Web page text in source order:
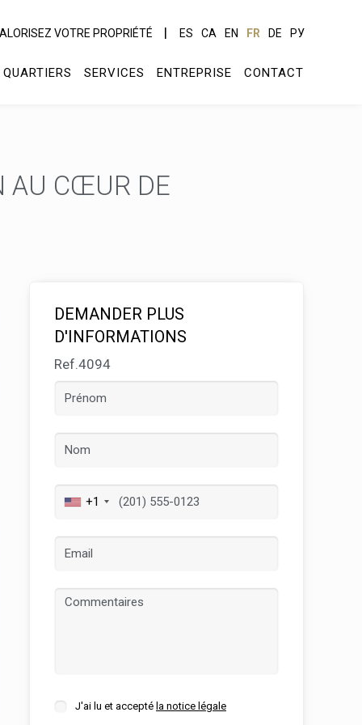
VOTRE PROPRIÉTÉ ES CA EN FR DE РУ
QUARTIERS SERVICES ENTREPRISE CONTACT
AU CŒUR DE
DEMANDER PLUS
D'INFORMATIONS
Ref.4094
+1
J'ai lu et accepté la notice légale